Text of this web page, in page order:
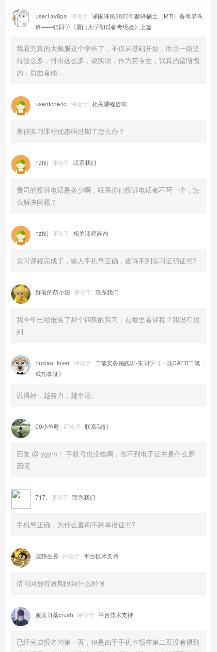
user1av8pa 评论于 译国译民2020年翻译硕士（MTI）备考早鸟
班——张同学《厦门大学初试备考经验》上篇
我看完真的太佩服这个学长了，不仅从基础开始，而且一路坚
持这么多，付出这么多，说实话，作为英专生，我真的蛮惭愧
的，后面看他...
userdche4q 评论于 相关课程咨询
寒假实习课程优惠码过期了怎么办？
nzhlj 评论于 联系我们
贵司的投诉电话是多少啊，联系你们投诉电话都不写一个，怎
么解决问题？
nzhlj 评论于 相关课程咨询
实习课程完成了，输入手机号正确，查询不到实习证明证书?
好看的萌小妞 评论于 联系我们
我今年已经报名了那个四期的实习，在哪里看课程？我没有找
到
huxiao_lover 评论于
二笔实务领跑班-朱同学《一战CATTI二笔，
成功拿证》
说得好，越努力，越幸运。
00小鱼呀 评论于 联系我们
回复 @ ygym： 手机号也没错啊，查不到电子证书是什么原
因呢
717. 评论于 联系我们
手机号正确，为什么查询不到单语证书?
寂靜生長 评论于 平台技术支持
请问回放有效期限到什么时候
贩卖日落crush 评论于 平台技术支持
已经完成报名的第一页，但是由于手机卡顿在第二页没有得到